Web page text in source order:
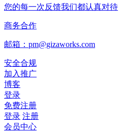
您的每一次反馈我们都认真对待
商务合作
邮箱：pm@gizaworks.com
安全合规
加入推广
博客
登录
免费注册
登录 注册
会员中心